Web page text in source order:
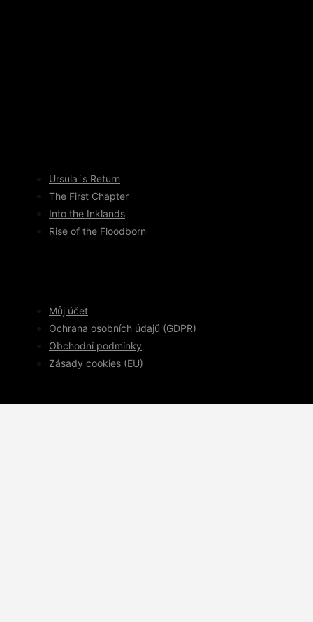
Ursula´s Return
The First Chapter
Into the Inklands
Rise of the Floodborn
Můj účet
Ochrana osobních údajů (GDPR)
Obchodní podmínky
Zásady cookies (EU)